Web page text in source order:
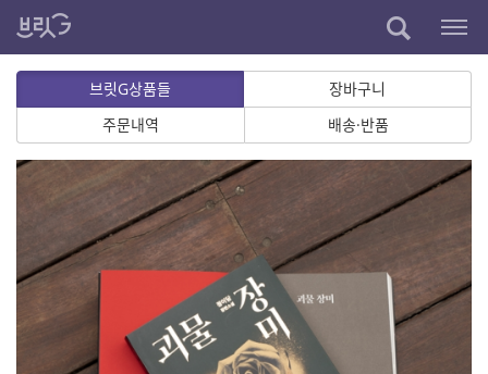
브릿G상품들
장바구니
주문내역
배송·반품